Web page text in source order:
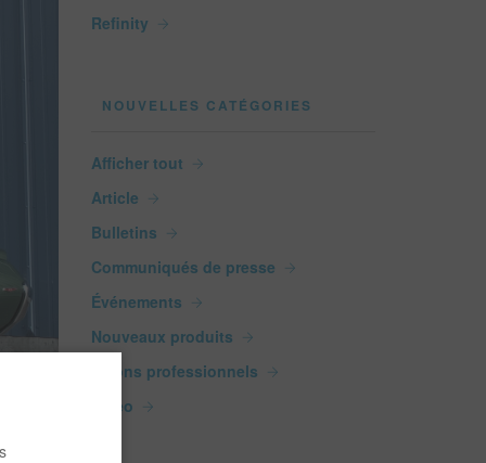
Refinity
NOUVELLES CATÉGORIES
Afficher tout
Article
Bulletins
Communiqués de presse
Événements
Nouveaux produits
Salons professionnels
Vidéo